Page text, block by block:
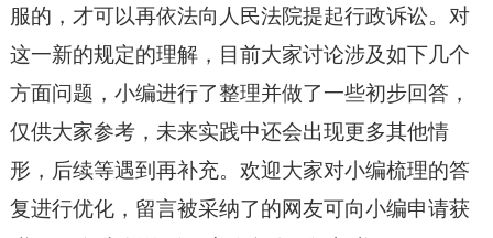
服的，才可以再依法向人民法院提起行政诉讼。对
这一新的规定的理解，目前大家讨论涉及如下几个
方面问题，小编进行了整理并做了一些初步回答，
仅供大家参考，未来实践中还会出现更多其他情
形，后续等遇到再补充。欢迎大家对小编梳理的答
复进行优化，留言被采纳了的网友可向小编申请获